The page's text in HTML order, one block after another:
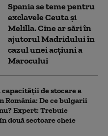
Spania se teme pentru
exclavele Ceuta și
Melilla. Cine ar sări în
ajutorul Madridului în
cazul unei acțiuni a
Marocului
de stocare a
România: De ce bulgarii
Expert: Trebuie
două sectoare cheie